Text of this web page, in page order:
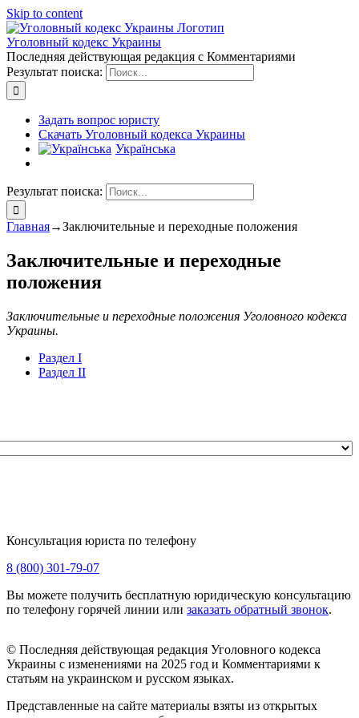
Skip to content
Уголовный кодекс Украины
Последняя действующая редакция с Комментариями
Результат поиска:
Задать вопрос юристу
Скачать Уголовный кодекса Украины
Українська
Результат поиска:
Главная→Заключительные и переходные положения
Заключительные и переходные
положения
Заключительные и переходные положения Уголовного кодекса
Украины.
Раздел I
Раздел II
Консультация юриста по телефону
8 (800) 301-79-07
Вы можете получить бесплатную юридическую консультацию
по телефону горячей линии или заказать обратный звонок.
© Последняя действующая редакция Уголовного кодекса
Украины с изменениями на 2025 год и Комментариями к
статьям на украинском и русском языках.
Представленные на сайте материалы взяты из открытых